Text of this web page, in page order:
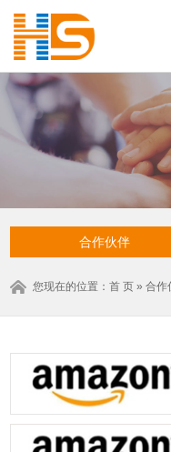
合作伙伴
您现在的位置：首 页 »合作
合作夥伴2